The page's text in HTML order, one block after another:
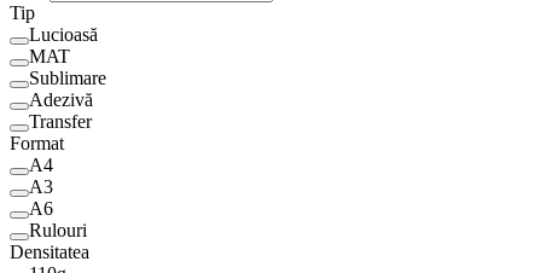
Tip
Lucioasă
MAT
Sublimare
Adezivă
Transfer
Format
A4
A3
A6
Rulouri
Densitatea